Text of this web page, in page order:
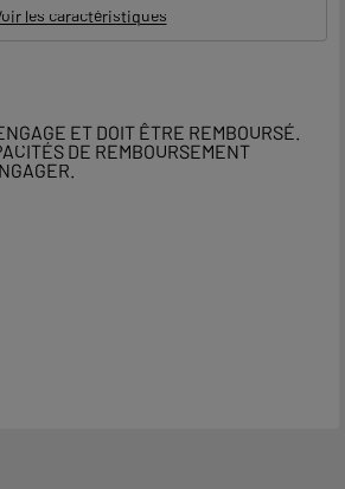
les caractéristiques
ET DOIT ÊTRE REMBOURSÉ.
DE REMBOURSEMENT